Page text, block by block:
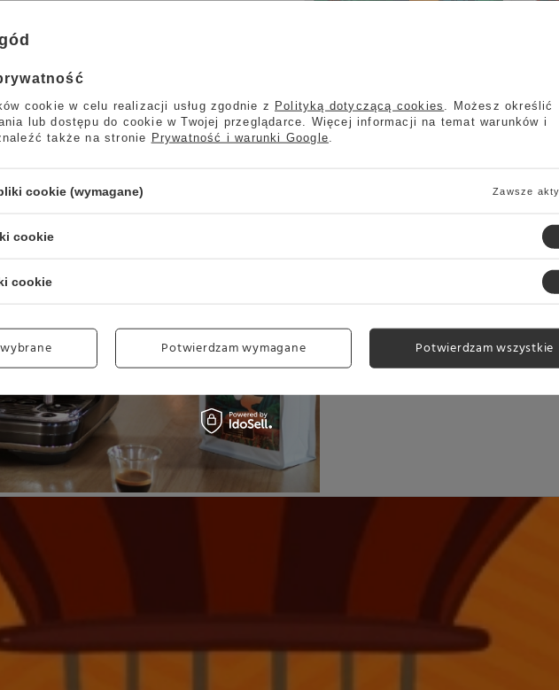
kawy ziarnistej Trip
JAK
Smak i aromat kawy może przenieść
doznań sensorycznych i przygód.
do krainy... no właśnie, jakiej? Jak
cookie w celu realizacji usług zgodnie z Polityką dotyczącą cookies
. Możesz określić
lub dostępu do cookie w Twojej przeglądarce. Więcej informacji na temat warunków i
także na stronie Prywatność i warunki Google
cookie (wymagane) Zawsze
cookie
cookie
Potwierdzam wymagane Potwierdzam wszystkie